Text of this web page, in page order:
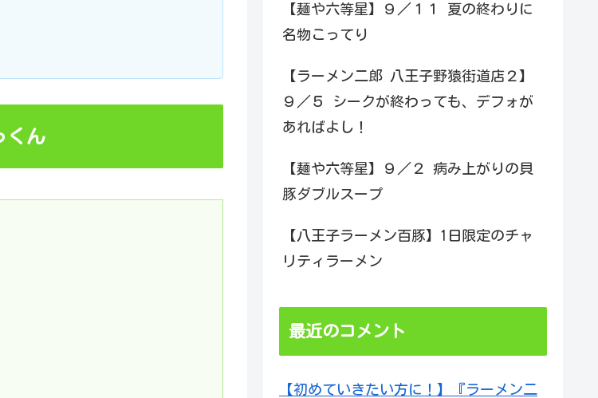
ん
【麺や六等星】９／１１ 夏の終わりに
名物こってり
【ラーメン二郎 八王子野猿街道店２】
９／５ シークが終わっても、デフォが
あればよし！
【麺や六等星】９／２ 病み上がりの貝
豚ダブルスープ
【八王子ラーメン百豚】1日限定のチャ
リティラーメン
最近のコメント
【初めていきたい方に！】『ラーメン二